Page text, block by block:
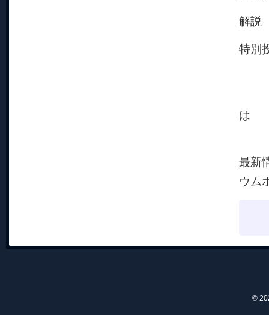
解
特別
は
最新
ウム
©